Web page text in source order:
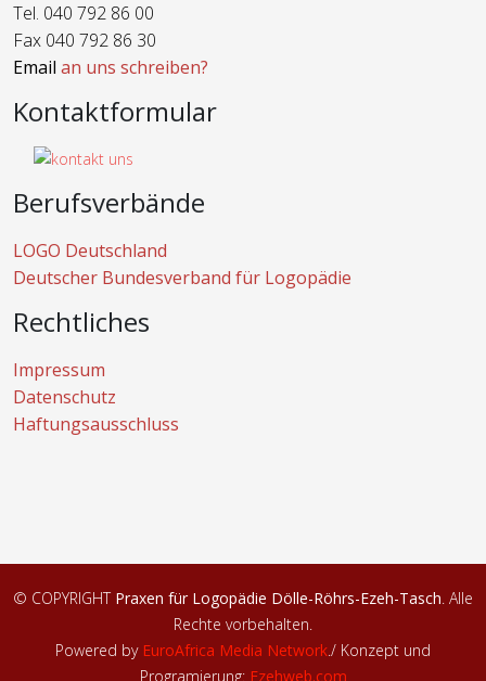
Tel. 040 792 86 00
Fax 040 792 86 30
Email an uns schreiben?
Kontaktformular
Berufsverbände
LOGO Deutschland
Deutscher Bundesverband für Logopädie
Rechtliches
Impressum
Datenschutz
Haftungsausschluss
© COPYRIGHT Praxen für Logopädie Dölle-Röhrs-Ezeh-Tasch. Alle
Rechte vorbehalten.
Powered by EuroAfrica Media Network./ Konzept und
Programierung: Ezehweb.com